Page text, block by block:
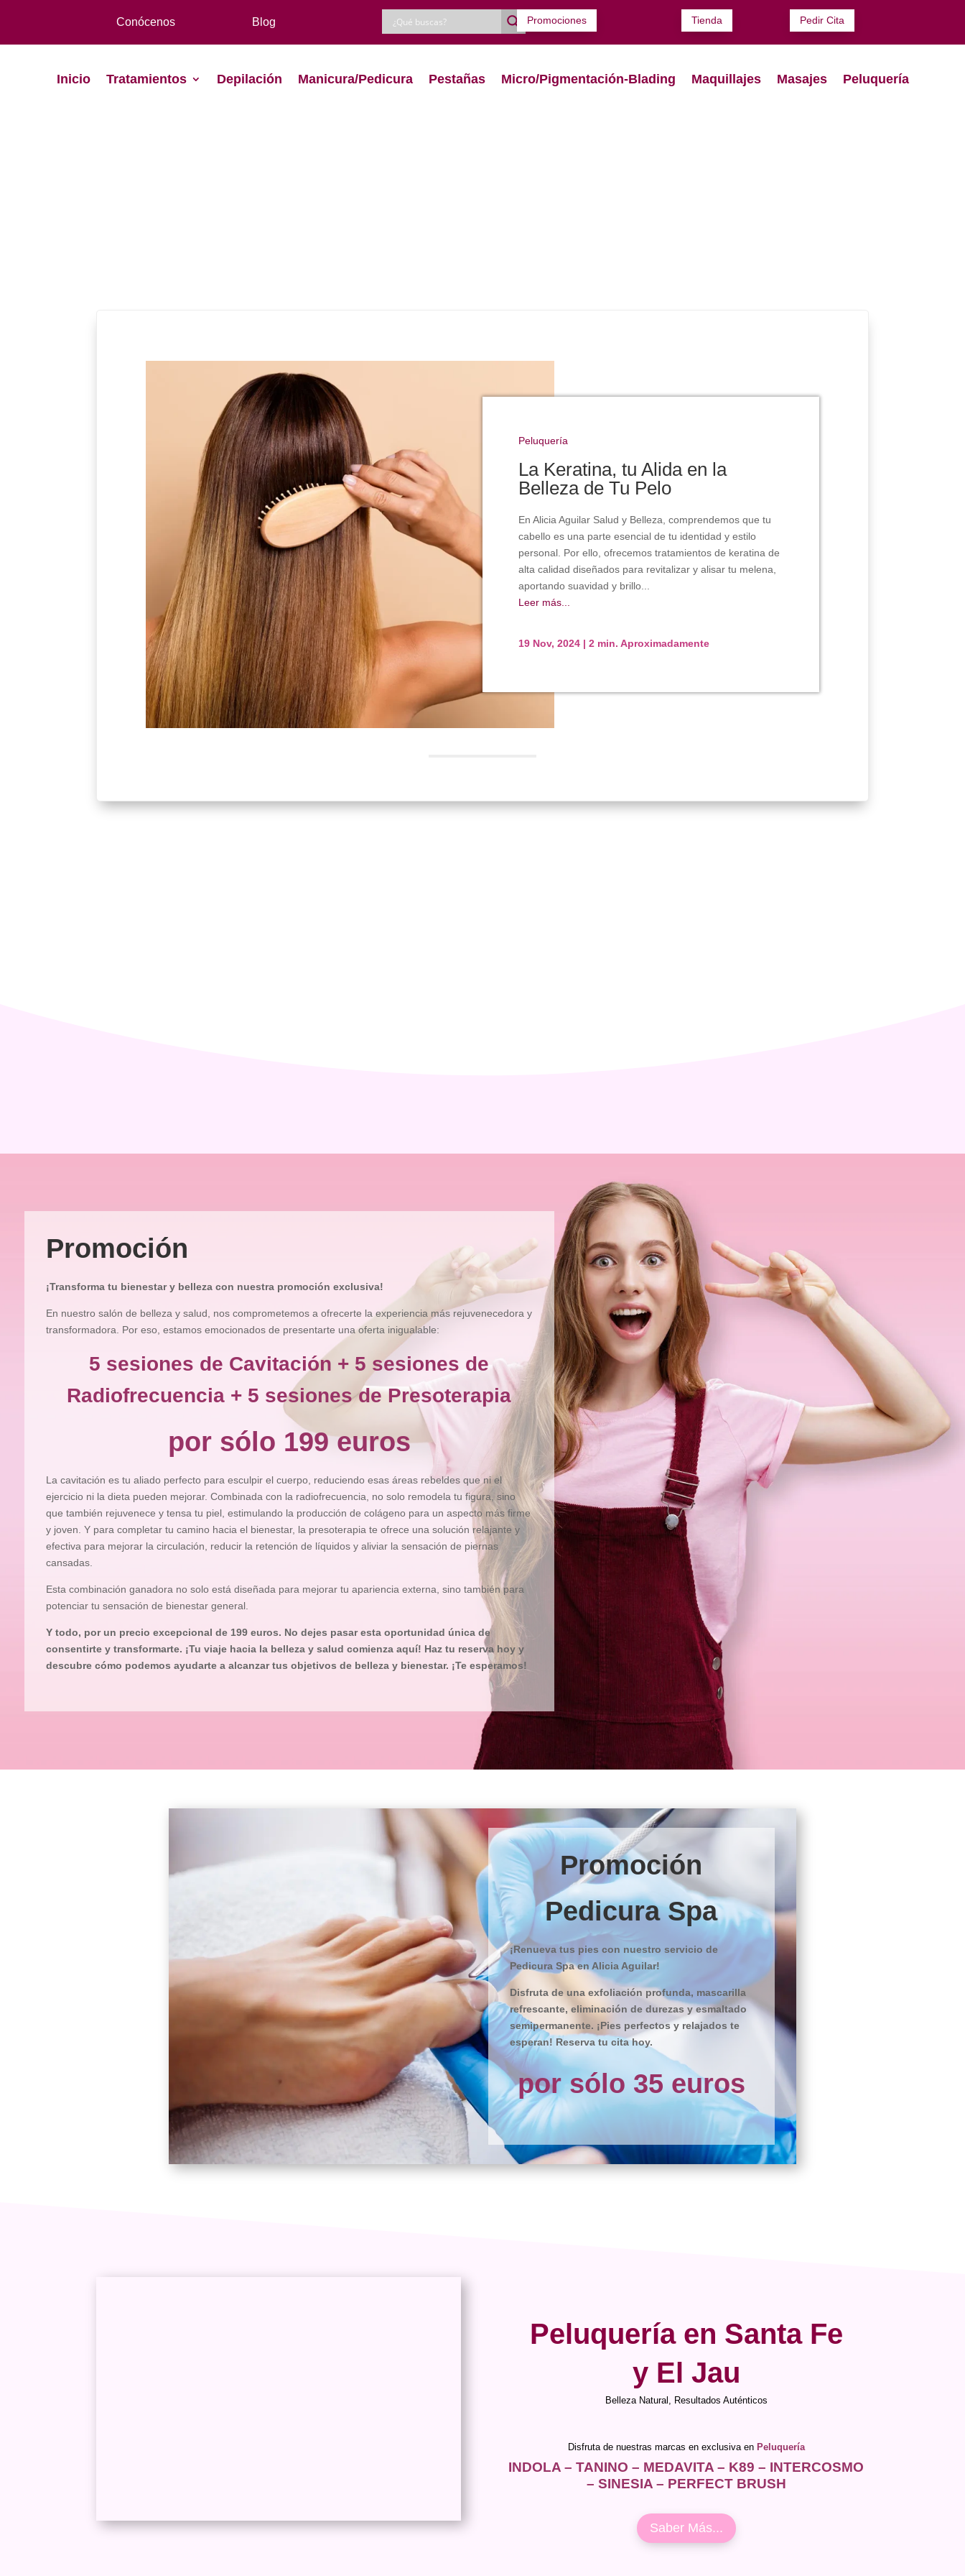
Conócenos Blog Promociones Tienda Pedir Cita
Inicio Tratamientos Depilación Manicura/Pedicura Pestañas Micro/Pigmentación-Blading Maquillajes Masajes Peluquería
Peluquería
La Keratina, tu Alida en la
Belleza de Tu Pelo
En Alicia Aguilar Salud y Belleza, comprendemos que tu
cabello es una parte esencial de tu identidad y estilo
personal. Por ello, ofrecemos tratamientos de keratina de
alta calidad diseñados para revitalizar y alisar tu melena,
aportando suavidad y brillo...
Leer más...
19 Nov, 2024 | 2 min. Aproximadamente
Promoción
¡Transforma tu bienestar y belleza con nuestra promoción exclusiva!
En nuestro salón de belleza y salud, nos comprometemos a ofrecerte la experiencia más rejuvenecedora y
transformadora. Por eso, estamos emocionados de presentarte una oferta inigualable:
5 sesiones de Cavitación + 5 sesiones de
Radiofrecuencia + 5 sesiones de Presoterapia
por sólo 199 euros
La cavitación es tu aliado perfecto para esculpir el cuerpo, reduciendo esas áreas rebeldes que ni el
ejercicio ni la dieta pueden mejorar. Combinada con la radiofrecuencia, no solo remodela tu figura, sino
que también rejuvenece y tensa tu piel, estimulando la producción de colágeno para un aspecto más firme
y joven. Y para completar tu camino hacia el bienestar, la presoterapia te ofrece una solución relajante y
efectiva para mejorar la circulación, reducir la retención de líquidos y aliviar la sensación de piernas
cansadas.
Esta combinación ganadora no solo está diseñada para mejorar tu apariencia externa, sino también para
potenciar tu sensación de bienestar general.
Y todo, por un precio excepcional de 199 euros. No dejes pasar esta oportunidad única de
consentirte y transformarte. ¡Tu viaje hacia la belleza y salud comienza aquí! Haz tu reserva hoy y
descubre cómo podemos ayudarte a alcanzar tus objetivos de belleza y bienestar. ¡Te esperamos!
Promoción
Pedicura Spa
¡Renueva tus pies con nuestro servicio de
Pedicura Spa en Alicia Aguilar!
Disfruta de una exfoliación profunda, mascarilla
refrescante, eliminación de durezas y esmaltado
semipermanente. ¡Pies perfectos y relajados te
esperan! Reserva tu cita hoy.
por sólo 35 euros
Peluquería en Santa Fe
y El Jau
Belleza Natural, Resultados Auténticos
Disfruta de nuestras marcas en exclusiva en Peluquería
INDOLA – TANINO – MEDAVITA – K89 – INTERCOSMO
– SINESIA – PERFECT BRUSH
Saber Más...